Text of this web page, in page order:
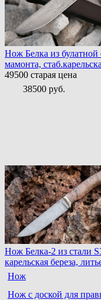
Нож Белка из
мамонта,
49500 старая цена
38500 руб.
Нож Белка-2 из стали
карельская береза,
Нож
Нож с доской для